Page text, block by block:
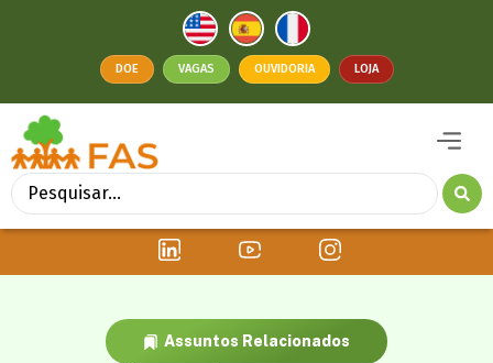
DOE VAGAS OUVIDORIA LOJA
Assuntos Relacionados